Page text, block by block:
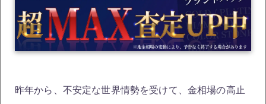
昨年から、不安定な世界情勢を受けて、金相場の高止